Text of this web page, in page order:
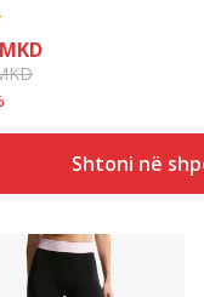
MKD
Shtoni në